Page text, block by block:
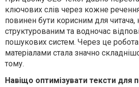
ключових слів через кожне
повинен бути корисним для читача,
структурованим та водночас
пошукових систем. Через це
матеріалами стала значно
тому.
Навіщо оптимізувати тексти для